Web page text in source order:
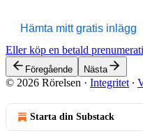
Hämta mitt gratis inlägg
Eller köp en betald
Föregående Nästa
© 2026 Rörelsen · Integritet ∙
Starta din Substack